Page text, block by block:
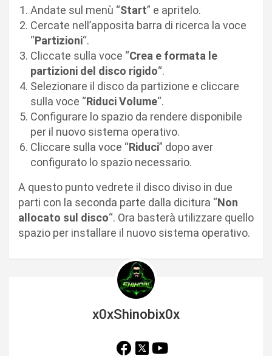
Andate sul menù “Start” e apritelo.
Cercate nell’apposita barra di ricerca la voce
“Partizioni“.
Cliccate sulla voce “Crea e formata le
partizioni del disco rigido“.
Selezionare il disco da partizione e cliccare
sulla voce “Riduci Volume“.
Configurare lo spazio da rendere disponibile
per il nuovo sistema operativo.
Cliccare sulla voce “Riduci” dopo aver
configurato lo spazio necessario.
A questo punto vedrete il disco diviso in due
parti con la seconda parte dalla dicitura “Non
allocato sul disco“. Ora basterà utilizzare quello
spazio per installare il nuovo sistema operativo.
x0xShinobix0x